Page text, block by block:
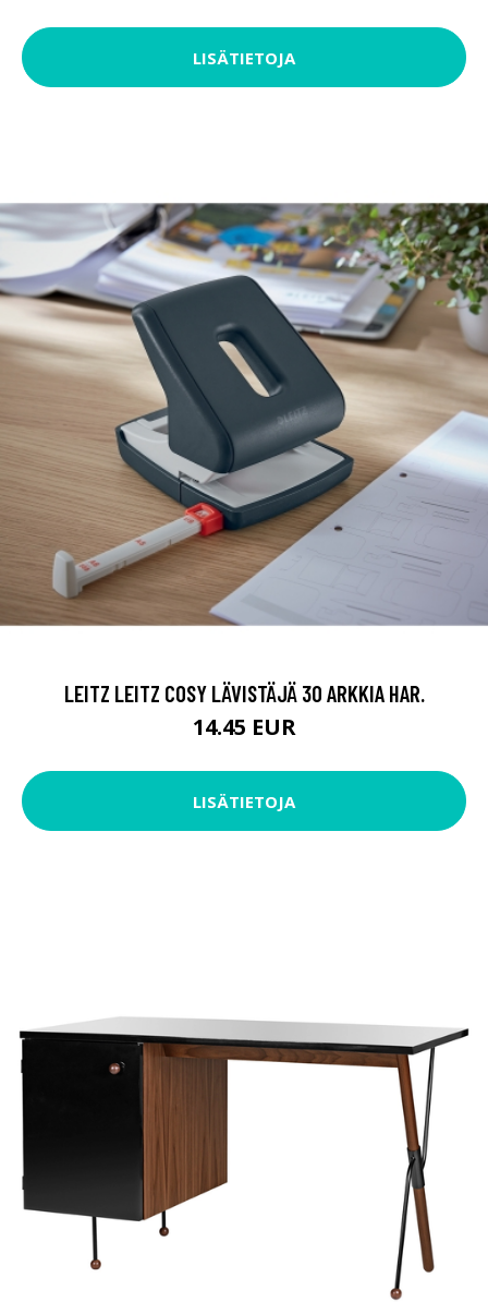
LISÄTIETOJA
LEITZ LEITZ COSY LÄVISTÄJÄ 30 ARKKIA HAR.
14.45 EUR
LISÄTIETOJA